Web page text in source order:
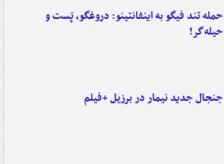
حمله تند فیگو به اینفانتینو: دروغگو، پَست‌ و
حیله‌گر!
جنجال جدید نیمار در برزیل +فیلم